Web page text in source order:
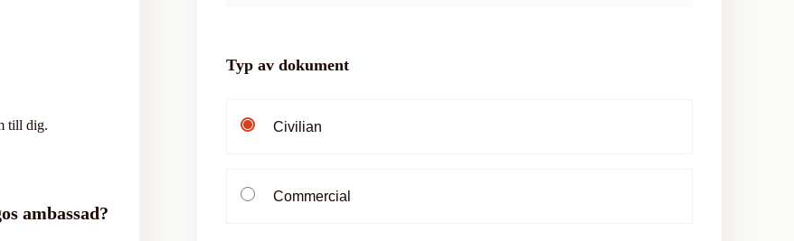
till dig.
ambassad?
Typ av dokument
Civilian
Commercial